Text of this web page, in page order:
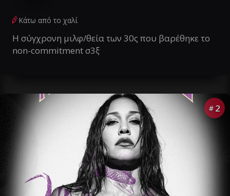
Κάτω από το χαλί
Η σύγχρονη μιλφ/θεία των 30ς που βαρέθηκε το
non-commitment σ3ξ
# 2